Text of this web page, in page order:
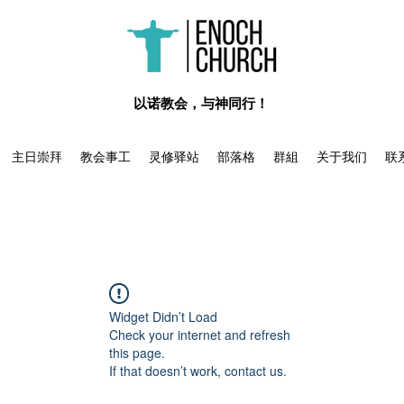
​以诺教会，与神同行！
主日崇拜 教会事工 灵修驿站 部落格 群組 关于我们 联
Widget Didn’t Load
Check your internet and refresh
this page.
If that doesn’t work, contact us.